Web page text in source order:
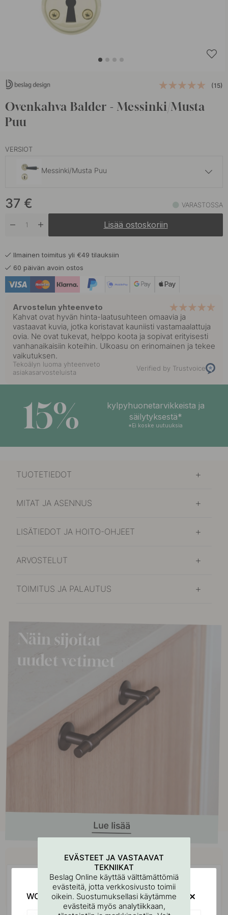
(15)
Ovenkahva Balder - Messinki/Musta
Puu
VERSIOT
Messinki/Musta Puu
Varastossa
37 € VARASTOSSA
Lisää ostoskoriin
Ilmainen toimitus yli €49 tilauksiin
60 päivän avoin ostos
Arvostelun yhteenveto
Kahvat ovat hyvän hinta-laatusuhteen omaavia ja
vastaavat kuvia, jotka koristavat kauniisti vastamaalattuja
ovia. Ne ovat tukevat, helppo koota ja sopivat erityisesti
vanhanaikaisiin koteihin. Ulkoasu on erinomainen ja tekee
vaikutuksen.
Tekoälyn luoma yhteenveto
asiakasarvosteluista
Verified by Trustvoice
15%
kylpyhuonetarvikkeista ja
säilytyksestä*
*Ei koske uutuuksia
TUOTETIEDOT
MITAT JA ASENNUS
LISÄTIEDOT JA HOITO-OHJEET
ARVOSTELUT
TOIMITUS JA PALAUTUS
Osta yhdessä
POPULAR
EVÄSTEET JA VASTAAVAT
TEKNIIKAT
Beslag Online käyttää välttämättömiä
evästeitä, jotta verkkosivusto toimii
oikein. Suostumuksellasi käytämme
evästeitä myös analytiikkaan,
WOULD YOU RATHER VISIT?